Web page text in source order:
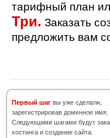
тарифный план
Три. Заказать
предложить вам
Первый шаг вы уже сделали,
зарегистрировав доменное имя.
Следующими шагами будут
хостинга и создание сайта.